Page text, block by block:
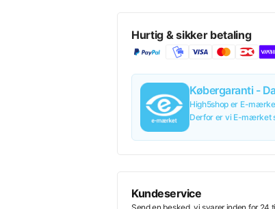
Hurtig & sikker betaling
Købergaranti -
High5shop er E-
Derfor er vi E-mærket
Kundeservice